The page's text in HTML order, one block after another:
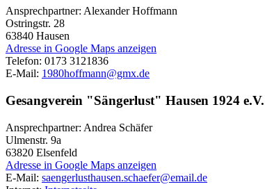
Ansprechpartner: Alexander Hoffmann
Ostringstr. 28
63840 Hausen
Adresse in Google Maps anzeigen
Telefon: 0173 3121836
E-Mail: 1980hoffmann@gmx.de
Gesangverein "Sängerlust" Hausen 1924 e.V.
Ansprechpartner: Andrea Schäfer
Ulmenstr. 9a
63820 Elsenfeld
Adresse in Google Maps anzeigen
E-Mail: saengerlusthausen.schaefer@email.de